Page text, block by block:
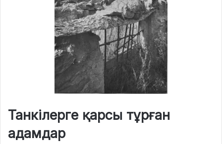
Танкілерге қарсы тұрған
адамдар